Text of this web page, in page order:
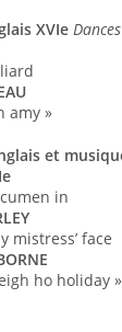
XVIe
amy »
et
in
mistress’ face
ho holiday